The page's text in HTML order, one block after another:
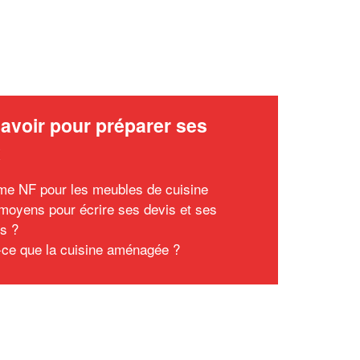
pour préparer ses
NF pour les meubles de cuisine
pour écrire ses devis et ses
?
que la cuisine aménagée ?